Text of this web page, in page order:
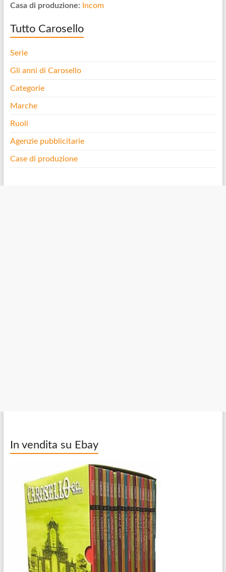
Casa di produzione:
Incom
Tutto Carosello
Serie
Gli anni di Carosello
Categorie
Marche
Ruoli
Agenzie pubblicitarie
Case di produzione
In vendita su Ebay